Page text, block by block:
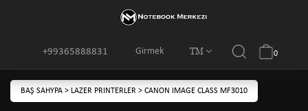
Girmek TM
+99365888831 0
BAŞ SAHYPA > LAZER PRINTERLER > CANON IMAGE CLASS MF3010